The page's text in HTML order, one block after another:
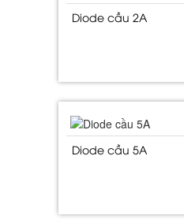
Diode cầu 2A
Diode cầu 5A